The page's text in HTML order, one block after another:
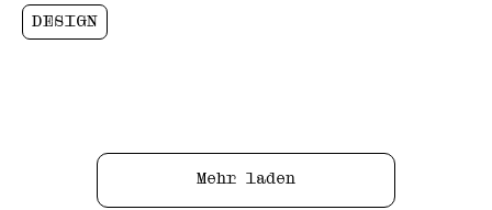
DESIGN
Mehr laden